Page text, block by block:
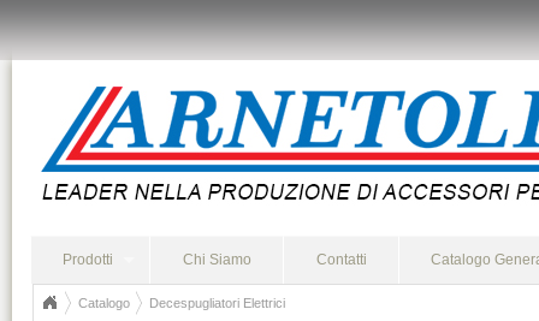
Prodotti Chi Siamo Contatti Catalogo
Catalogo Decespugliatori Elettrici